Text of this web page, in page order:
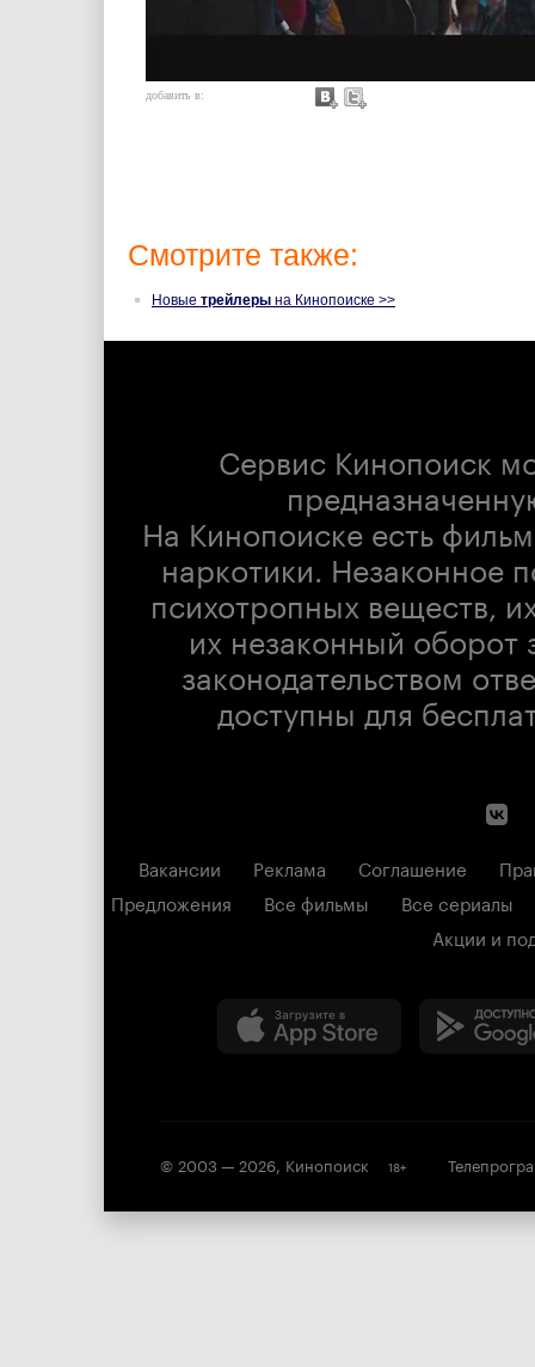
добавить в:
Смотрите также:
Новые трейлеры на Кинопоиске >>
Сервис Кинопоиск
На Кинопоиске есть
наркотики. Незаконное
психотропных веществ,
их незаконный оборот
законодательством
доступны для
Вакансии Реклама Соглашение
Предложения
Все фильмы
Все сериалы
Акции и
© 2003 — 2026, Кинопоиск 18+